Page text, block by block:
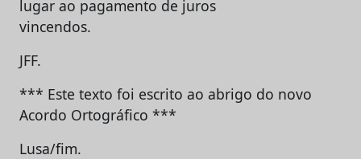
lugar ao pagamento de juros
vincendos.
JFF.
*** Este texto foi escrito ao abrigo do novo
Acordo Ortográfico ***
Lusa/fim.